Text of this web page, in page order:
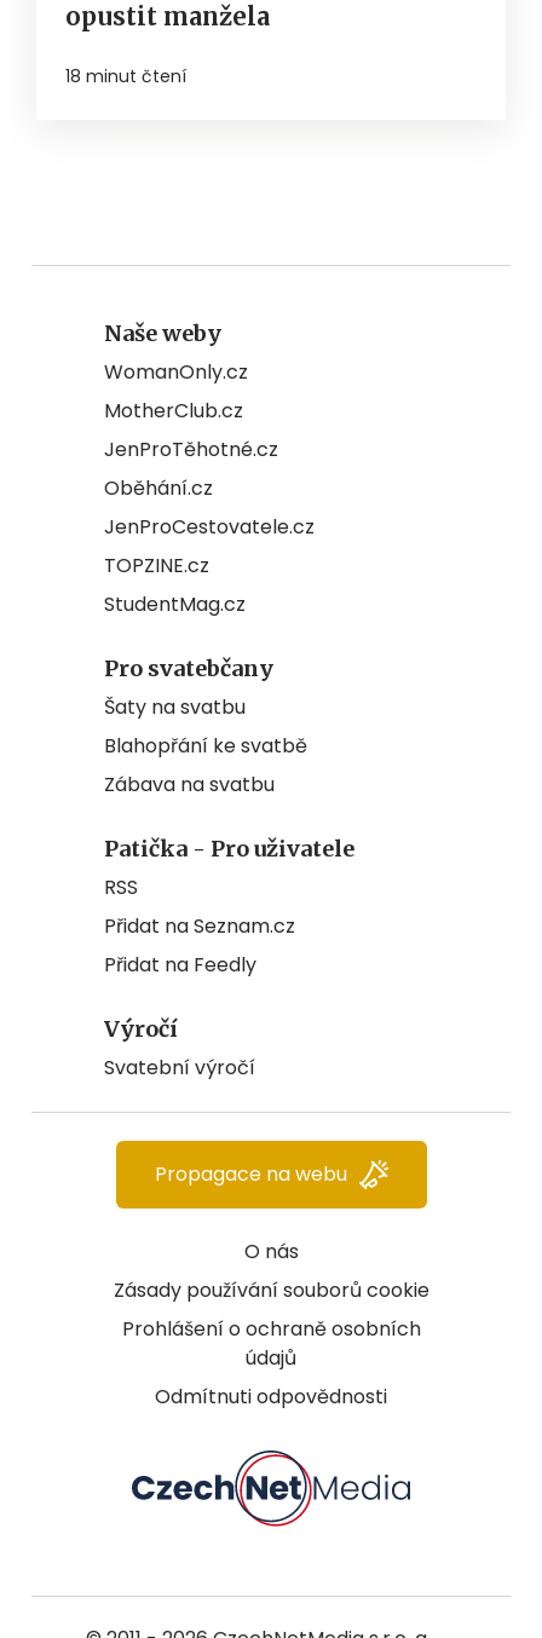
opustit manžela
18 minut čtení
Naše weby
WomanOnly.cz
MotherClub.cz
JenProTěhotné.cz
Oběhání.cz
JenProCestovatele.cz
TOPZINE.cz
StudentMag.cz
Pro svatebčany
Šaty na svatbu
Blahopřání ke svatbě
Zábava na svatbu
Patička - Pro uživatele
RSS
Přidat na Seznam.cz
Přidat na Feedly
Výročí
Svatební výročí
O nás
Zásady používání souborů cookie
Prohlášení o ochraně osobních
údajů
Odmítnuti odpovědnosti
Propagace na webu